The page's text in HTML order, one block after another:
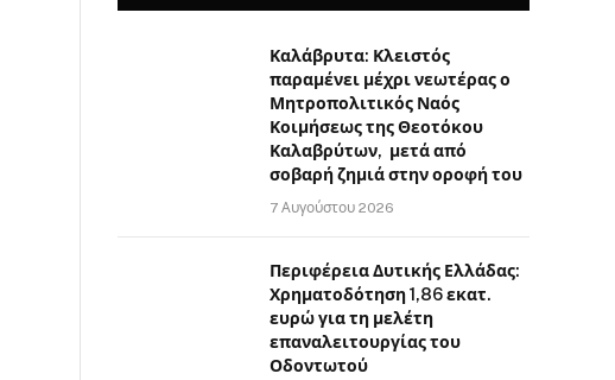
Καλάβρυτα: Κλειστός
παραμένει μέχρι νεωτέρας ο
Μητροπολιτικός Ναός
Κοιμήσεως της Θεοτόκου
Καλαβρύτων, μετά από
σοβαρή ζημιά στην οροφή του
7 Αυγούστου 2026
Περιφέρεια Δυτικής Ελλάδας:
Χρηματοδότηση 1,86 εκατ.
ευρώ για τη μελέτη
επαναλειτουργίας του
Οδοντωτού